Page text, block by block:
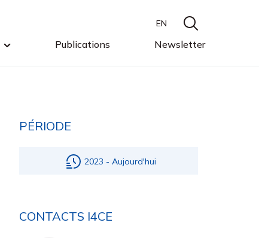
Publications Newsletter
EN
PÉRIODE
2023 - Aujourd'hui
CONTACTS I4CE